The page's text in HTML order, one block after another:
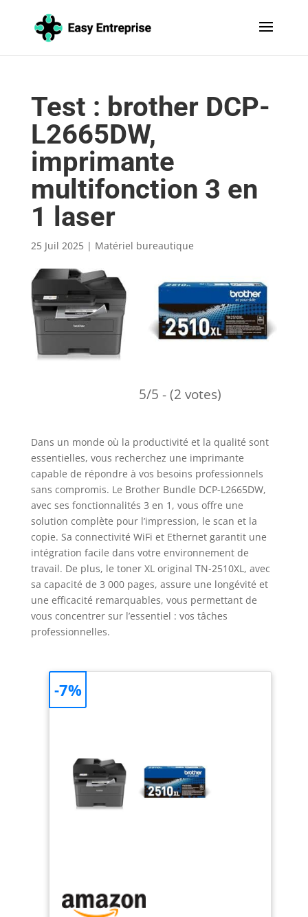
Test : brother DCP-
L2665DW,
imprimante
multifonction 3 en
1 laser
25 Juil 2025| Matériel bureautique
5/5 - (2 votes)
Dans un monde où la productivité et la qualité sont
essentielles, vous recherchez une imprimante
capable de répondre à vos besoins professionnels
sans compromis. Le Brother Bundle DCP-L2665DW,
avec ses fonctionnalités 3 en 1, vous offre une
solution complète pour l’impression, le scan et la
copie. Sa connectivité WiFi et Ethernet garantit une
intégration facile dans votre environnement de
travail. De plus, le toner XL original TN-2510XL, avec
sa capacité de 3 000 pages, assure une longévité et
une efficacité remarquables, vous permettant de
vous concentrer sur l’essentiel : vos tâches
professionnelles.
-7%